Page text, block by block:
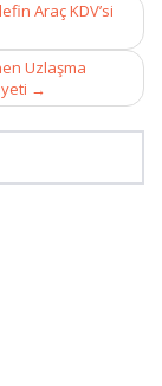
Araç KDV’si
Uzlaşma
→